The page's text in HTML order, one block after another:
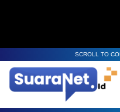
SCROLL TO